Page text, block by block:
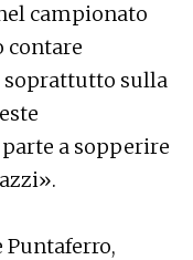
campionato
contare
sulla
a sopperire
Puntaferro,